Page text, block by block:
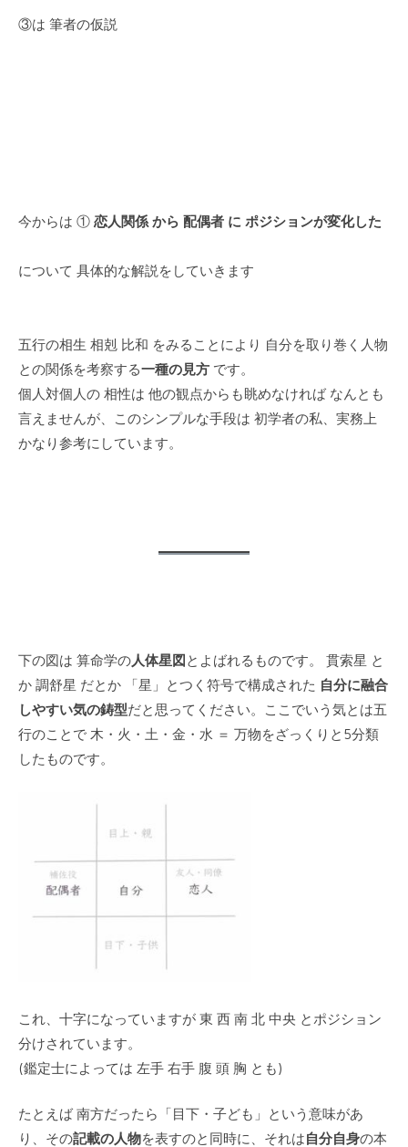
③は 筆者の仮説
今からは ① 恋人関係 から 配偶者 に ポジションが変化した
について 具体的な解説をしていきます
五行の相生 相剋 比和 をみることにより 自分を取り巻く人物
との関係を考察する一種の見方 です。
個人対個人の 相性は 他の観点からも眺めなければ なんとも
言えませんが、このシンプルな手段は 初学者の私、実務上
かなり参考にしています。
下の図は 算命学の人体星図とよばれるものです。 貫索星 と
か 調舒星 だとか 「星」とつく符号で構成された 自分に融合
しやすい気の鋳型だと思ってください。ここでいう気とは五
行のことで 木・火・土・金・水 ＝ 万物をざっくりと5分類
したものです。
これ、十字になっていますが 東 西 南 北 中央 とポジション
分けされています。
(鑑定士によっては 左手 右手 腹 頭 胸 とも)
たとえば 南方だったら「目下・子ども」という意味があ
り、その記載の人物を表すのと同時に、それは自分自身の本